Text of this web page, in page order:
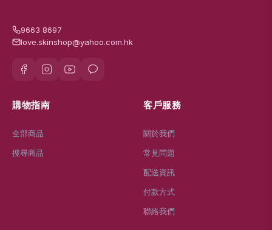
9663 8697
love.skinshop@yahoo.com.hk
購物指南
全部商品
搜尋商品
客戶服務
關於我們
常見問題
配送資訊
付款方式
聯絡我們